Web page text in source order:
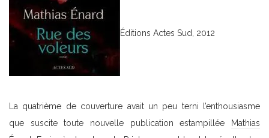
Éditions Actes Sud, 2012
La quatrième de couverture avait un peu terni l’enthousiasme
que suscite toute nouvelle publication estampillée
Mathias